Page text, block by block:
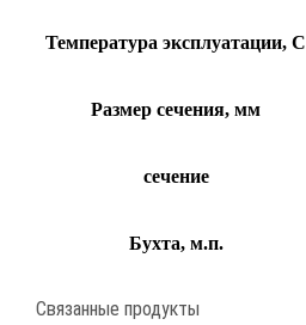
Температура эксплуатации, С
Размер сечения, мм
сечение
Бухта, м.п.
Связанные продукты